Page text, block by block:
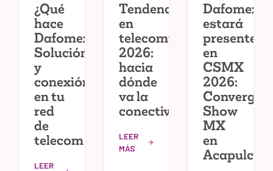
¿Qué
hace
Dafomex?
Solución
y
conexión
en tu
red
de
telecom
LEER
Tendencias
en
telecomunicaciones
2026:
hacia
dónde
va la
conectividad
LEER
MÁS
Dafomex
estará
presente
en
CSMX
2026:
Show
MX
en
Acapulco